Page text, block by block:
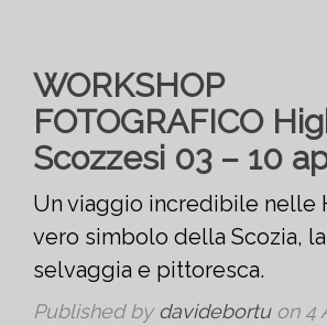
WORKSHOP
FOTOGRAFICO
Scozzesi 03 – 10
Un viaggio incredibile nelle
vero simbolo della Scozia,
selvaggia e pittoresca.
Published by davidebortuon 4